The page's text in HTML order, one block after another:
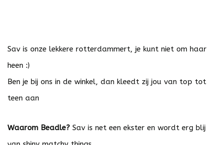
Sav is onze lekkere rotterdammert, je kunt niet om haar
heen :)
Ben je bij ons in de winkel, dan kleedt zij jou van top tot
teen aan
Waarom Beadle? Sav is net een ekster en wordt erg blij